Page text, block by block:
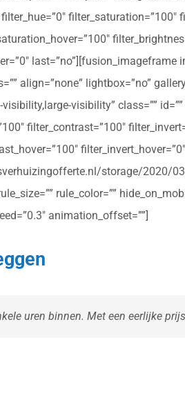
last=”no”][fusion_imageframe
align=”none” lightbox=”no”
visibility” class=””
filter_contrast=”100″
storage/2020/
rule_color=””
animation_offset=””]
uren binnen. Met een eerlijke